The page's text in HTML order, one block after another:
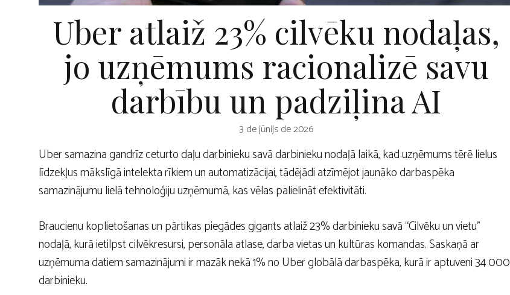
Uber atlaiž 23% cilvēku nodaļas,
jo uzņēmums racionalizē savu
darbību un padziļina AI
3 de jūnijs de 2026
Uber samazina gandrīz ceturto daļu darbinieku savā darbinieku nodaļā laikā, kad uzņēmums tērē lielus
līdzekļus mākslīgā intelekta rīkiem un automatizācijai, tādējādi atzīmējot jaunāko darbaspēka
samazinājumu lielā tehnoloģiju uzņēmumā, kas vēlas palielināt efektivitāti.
Braucienu koplietošanas un pārtikas piegādes gigants atlaiž 23% darbinieku savā “Cilvēku un vietu”
nodaļā, kurā ietilpst cilvēkresursi, personāla atlase, darba vietas un kultūras komandas. Saskaņā ar
uzņēmuma datiem samazinājumi ir mazāk nekā 1% no Uber globālā darbaspēka, kurā ir aptuveni 34 000
darbinieku.